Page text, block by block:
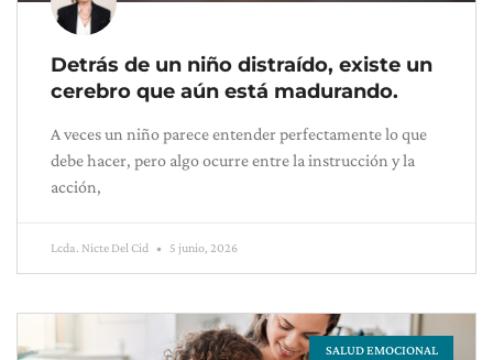
Detrás de un niño distraído, existe un
cerebro que aún está madurando.
A veces un niño parece entender perfectamente lo que
debe hacer, pero algo ocurre entre la instrucción y la
acción,
Lcda. Nicte Del Cid 5 junio, 2026
SALUD EMOCIONAL